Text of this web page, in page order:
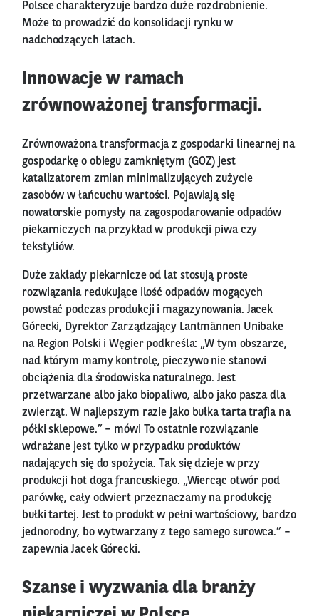
Polsce charakteryzuje bardzo duże rozdrobnienie.
Może to prowadzić do konsolidacji rynku w
nadchodzących latach.
Innowacje w ramach
zrównoważonej transformacji.
Zrównoważona transformacja z gospodarki linearnej na
gospodarkę o obiegu zamkniętym (GOZ) jest
katalizatorem zmian minimalizujących zużycie
zasobów w łańcuchu wartości. Pojawiają się
nowatorskie pomysły na zagospodarowanie odpadów
piekarniczych na przykład w produkcji piwa czy
tekstyliów.
Duże zakłady piekarnicze od lat stosują proste
rozwiązania redukujące ilość odpadów mogących
powstać podczas produkcji i magazynowania. Jacek
Górecki, Dyrektor Zarządzający Lantmännen Unibake
na Region Polski i Węgier podkreśla: „W tym obszarze,
nad którym mamy kontrolę, pieczywo nie stanowi
obciążenia dla środowiska naturalnego. Jest
przetwarzane albo jako biopaliwo, albo jako pasza dla
zwierząt. W najlepszym razie jako bułka tarta trafia na
półki sklepowe.” – mówi To ostatnie rozwiązanie
wdrażane jest tylko w przypadku produktów
nadających się do spożycia. Tak się dzieje w przy
produkcji hot doga francuskiego. „Wiercąc otwór pod
parówkę, cały odwiert przeznaczamy na produkcję
bułki tartej. Jest to produkt w pełni wartościowy, bardzo
jednorodny, bo wytwarzany z tego samego surowca.” –
zapewnia Jacek Górecki.
Szanse i wyzwania dla branży